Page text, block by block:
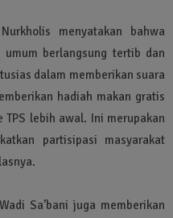
menyatakan bahwa
berlangsung tertib dan
dalam memberikan suara
hadiah makan gratis
lebih awal. Ini merupakan
partisipasi masyarakat
Sa’bani juga memberikan